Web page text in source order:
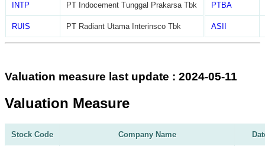
INTP PT Indocement Tunggal Prakarsa Tbk
RUIS PT Radiant Utama Interinsco Tbk
PTBA
ASII
Valuation measure last update : 2024-05-11
Valuation Measure
Stock Code Company Name